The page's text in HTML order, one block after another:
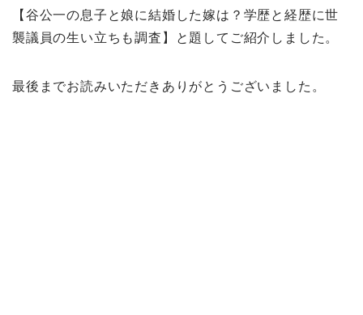
【谷公一の息子と娘に結婚した嫁は？学歴と経歴に世
襲議員の生い立ちも調査】と題してご紹介しました。
最後までお読みいただきありがとうございました。